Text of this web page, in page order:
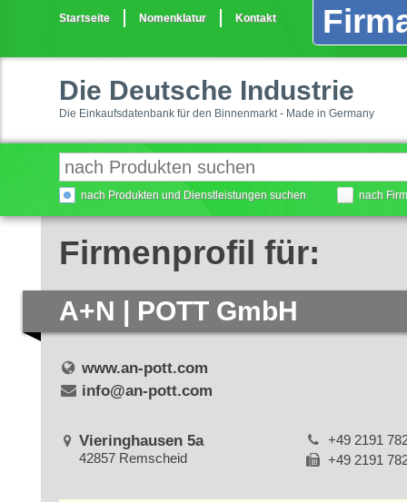
Startseite Nomenklatur Kontakt
Die Deutsche Industrie
Die Einkaufsdatenbank für den Binnenmarkt - Made in Germany
nach Produkten und Dienstleistungen suchen nach
Firmenprofil für:
A+N | POTT GmbH
www.an-pott.com
info@an-pott.com
Vieringhausen 5a
42857 Remscheid
+49 2191
+49 2191